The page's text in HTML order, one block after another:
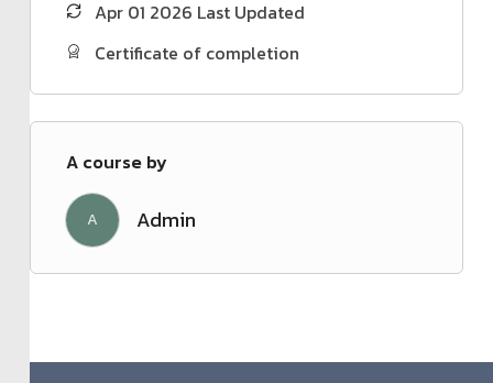
กับ TGO ผ่านโครงการสนับสนุนกิจกรรมลดก๊าซเรือนกระจก (Low
Emission Support : LESS) หรือสนใจที่จะร่วมเรียนรู้และสร้างความ
เข้าใจเกี่ยวกับโครงการ LESS รวมถึงการขอการรับรองผลการประเมิน
ปริมาณการลด หรือกักเก็บก๊าซเรือนกระจกจากการดำเนินกิจกรรม
Support : LESS)” ได้โดยในหลักสูตรนี้ ท่านจะได้เรียนรู้ประเด็นที่สำคัญ
เพื่อขอรับรองจากโครงการ LESS อาทิ
แนวทางและวิธีการร่วมโครงการ LESS
การประเมินการกักเก็บคาร์บอนของต้นไม้พื้นที่สีเขียว
Apr 01 2026 Last Updated
Certificate of completion
A course by
A Admin